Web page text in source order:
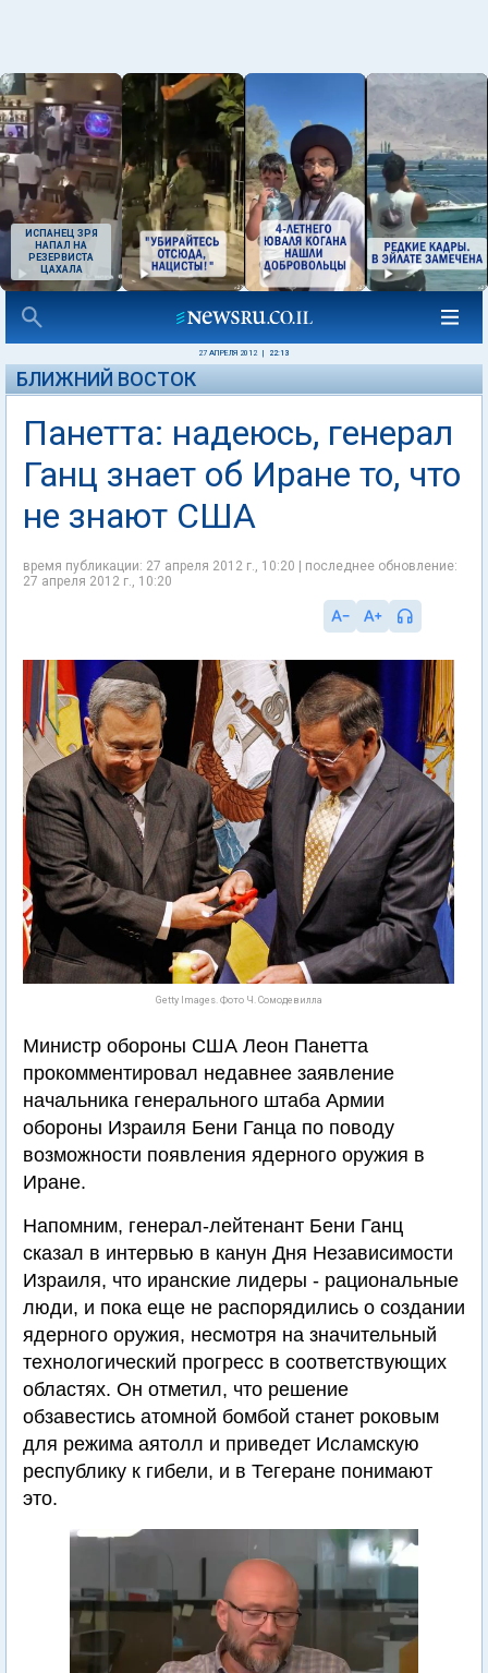
ИСПАНЕЦ ЗРЯ
НАПАЛ НА
РЕЗЕРВИСТА
ЦАХАЛА
27 АПРЕЛЯ 2012 22:13
БЛИЖНИЙ ВОСТОК
Панетта: надеюсь, генерал
Ганц знает об Иране то, что
не знают США
время публикации: 27 апреля 2012 г., 10:20 | последнее обновление:
27 апреля 2012 г., 10:20
Getty Images. Фото Ч. Сомодевилла
Министр обороны США Леон Панетта
прокомментировал недавнее заявление
начальника генерального штаба Армии
обороны Израиля Бени Ганца по поводу
возможности появления ядерного оружия в
Иране.
Напомним, генерал-лейтенант Бени Ганц
сказал в интервью в канун Дня Независимости
Израиля, что иранские лидеры - рациональные
люди, и пока еще не распорядились о создании
ядерного оружия, несмотря на значительный
технологический прогресс в соответствующих
областях. Он отметил, что решение
обзавестись атомной бомбой станет роковым
для режима аятолл и приведет Исламскую
республику к гибели, и в Тегеране понимают
это.